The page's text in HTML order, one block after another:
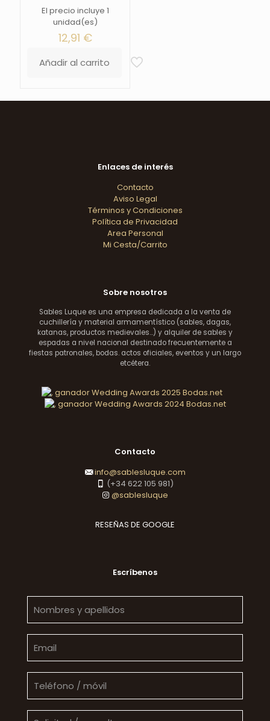
El precio incluye 1
unidad(es)
12,91 €
Añadir al carrito
Enlaces de interés
Contacto
Aviso Legal
Términos y Condiciones
Política de Privacidad
Area Personal
Mi Cesta/Carrito
Sobre nosotros
Sables Luque es una empresa dedicada a la venta de
cuchillería y material armamentístico (sables, dagas,
katanas, productos medievales...) y alquiler de sables y
espadas a nivel nacional destinado frecuentemente a
fiestas patronales, bodas. actos oficiales, eventos y un largo
etcétera.
Contacto
info@sablesluque.com
(+34 622 105 981)
@sablesluque
RESEÑAS DE GOOGLE
Escríbenos